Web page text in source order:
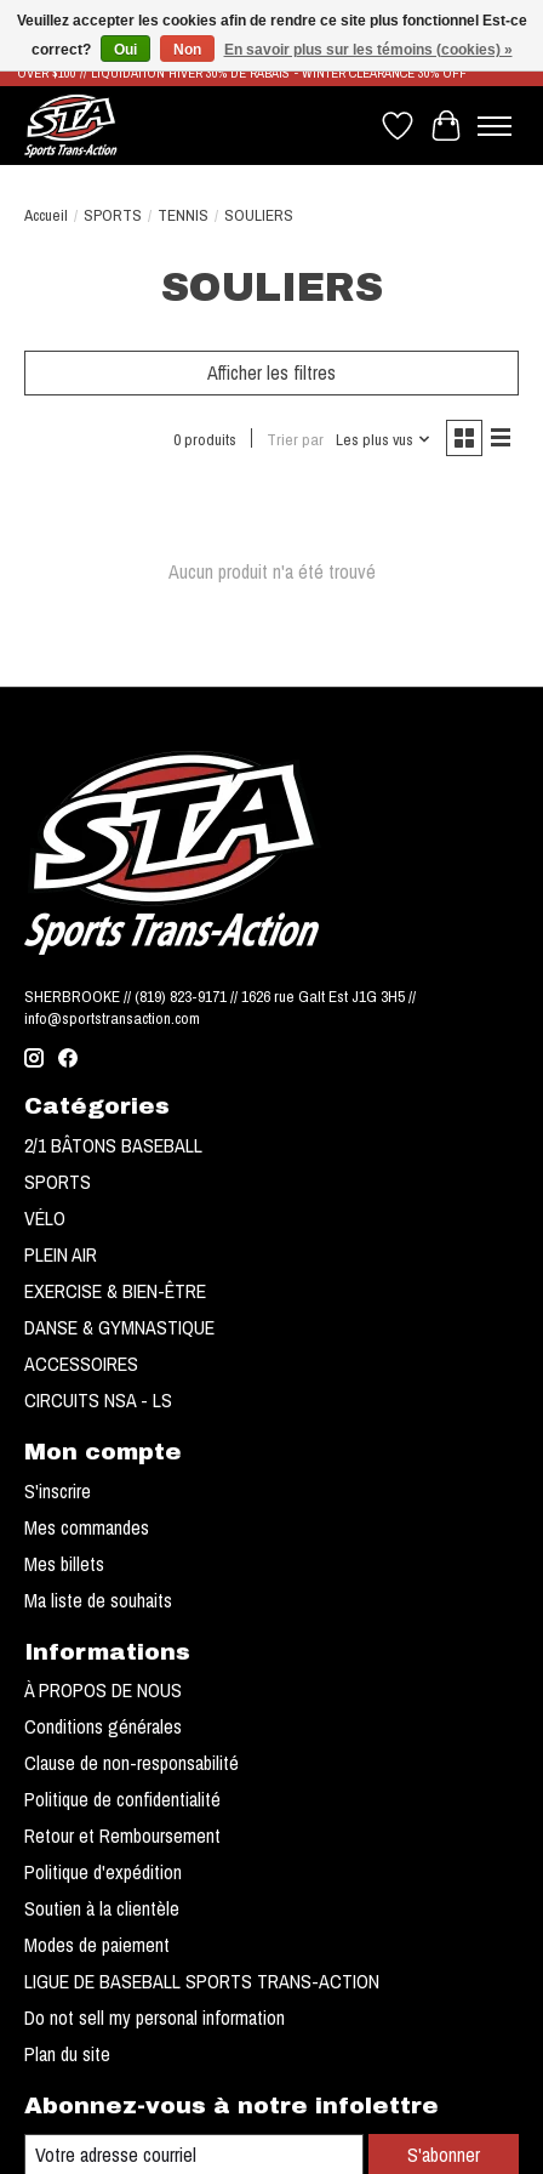
LIVRAISON RAPIDE ET GRATUITE À PARTIR DE 100$ - FAST & FREE SHIPPING ON ORDERS
OVER $100 // LIQUIDATION HIVER 30% DE RABAIS - WINTER CLEARANCE 30% OFF
Liste de souhaits
Panier
Accueil / SPORTS / TENNIS / SOULIERS
SOULIERS
Afficher les filtres
0 produits Trier par Les plus vus
Aucun produit n'a été trouvé
SHERBROOKE // (819) 823-9171 // 1626 rue Galt Est J1G 3H5 //
info@sportstransaction.com
Catégories
2/1 BÂTONS BASEBALL
SPORTS
VÉLO
PLEIN AIR
EXERCISE & BIEN-ÊTRE
DANSE & GYMNASTIQUE
ACCESSOIRES
CIRCUITS NSA - LS
Mon compte
S'inscrire
Mes commandes
Mes billets
Ma liste de souhaits
Informations
À PROPOS DE NOUS
Conditions générales
Clause de non-responsabilité
Politique de confidentialité
Retour et Remboursement
Politique d'expédition
Soutien à la clientèle
Modes de paiement
LIGUE DE BASEBALL SPORTS TRANS-ACTION
Do not sell my personal information
Plan du site
Abonnez-vous à notre infolettre
S'abonner
Veuillez accepter les cookies afin de rendre ce site plus fonctionnel Est-ce
correct?
Oui Non En savoir plus sur les témoins (cookies) »